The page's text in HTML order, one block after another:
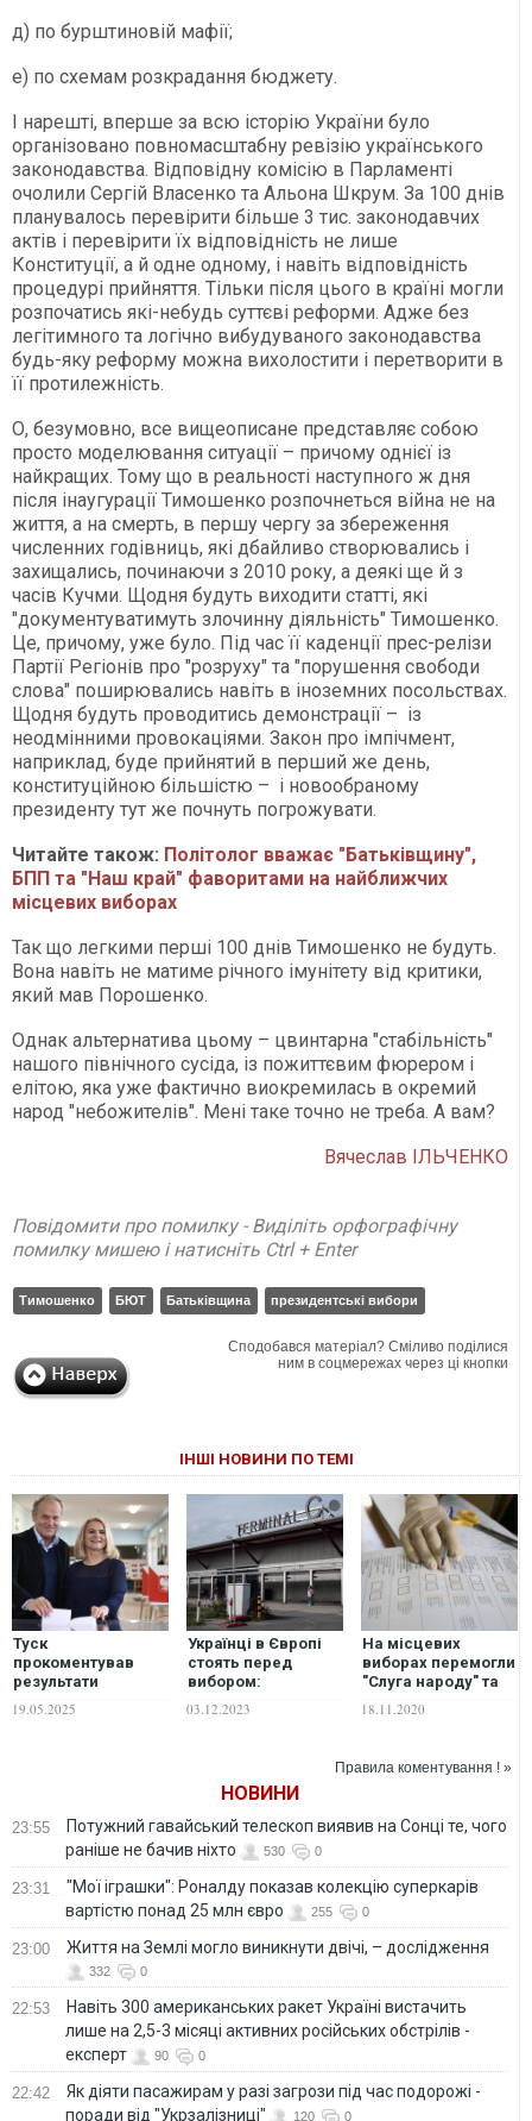
д) по бурштиновій мафії;
е) по схемам розкрадання бюджету.
І нарешті, вперше за всю історію України було
організовано повномасштабну ревізію українського
законодавства. Відповідну комісію в Парламенті
очолили Сергій Власенко та Альона Шкрум. За 100 днів
планувалось перевірити більше 3 тис. законодавчих
актів і перевірити їх відповідність не лише
Конституції, а й одне одному, і навіть відповідність
процедурі прийняття. Тільки після цього в країні могли
розпочатись які-небудь суттєві реформи. Адже без
легітимного та логічно вибудуваного законодавства
будь-яку реформу можна вихолостити і перетворити в
її протилежність.
О, безумовно, все вищеописане представляє собою
просто моделювання ситуації – причому однієї із
найкращих. Тому що в реальності наступного ж дня
після інаугурації Тимошенко розпочнеться війна не на
життя, а на смерть, в першу чергу за збереження
численних годівниць, які дбайливо створювались і
захищались, починаючи з 2010 року, а деякі ще й з
часів Кучми. Щодня будуть виходити статті, які
"документуватимуть злочинну діяльність" Тимошенко.
Це, причому, уже було. Під час її каденції прес-релізи
Партії Регіонів про "розруху" та "порушення свободи
слова" поширювались навіть в іноземних посольствах.
Щодня будуть проводитись демонстрації – із
неодмінними провокаціями. Закон про імпічмент,
наприклад, буде прийнятий в перший же день,
конституційною більшістю – і новообраному
президенту тут же почнуть погрожувати.
Читайте також: Політолог вважає "Батьківщину",
БПП та "Наш край" фаворитами на найближчих
місцевих виборах
Так що легкими перші 100 днів Тимошенко не будуть.
Вона навіть не матиме річного імунітету від критики,
який мав Порошенко.
Однак альтернатива цьому – цвинтарна "стабільність"
нашого північного сусіда, із пожиттєвим фюрером і
елітою, яка уже фактично виокремилась в окремий
народ "небожителів". Мені таке точно не треба. А вам?
Вячеслав ІЛЬЧЕНКО
Повідомити про помилку - Виділіть орфографічну
помилку мишею і натисніть Ctrl + Enter
Тимошенко БЮТ Батьківщина президентські вибори
Сподобався матеріал? Сміливо поділися
ним в соцмережах через ці кнопки
ІНШІ НОВИНИ ПО ТЕМІ
Туск
прокоментував
результати
виборів у Польщі:
19.05.2025
Українці в Європі
стоять перед
вибором:
батьківщину зараз,
03.12.2023
На місцевих
виборах перемогли
"Слуга народу" та
ЦВК
18.11.2020
Правила коментування ! »
НОВИНИ
23:55
Потужний гавайський телескоп виявив на Сонці те, чого
раніше не бачив ніхто
530 0
23:31
"Мої іграшки": Роналду показав колекцію суперкарів
вартістю понад 25 млн євро
255 0
23:00 Життя на Землі могло виникнути двічі, – дослідження
332 0
22:53
Навіть 300 американських ракет Україні вистачить
лише на 2,5-3 місяці активних російських обстрілів -
експерт
90 0
22:42
Як діяти пасажирам у разі загрози під час подорожі -
поради від "Укрзалізниці"
120 0